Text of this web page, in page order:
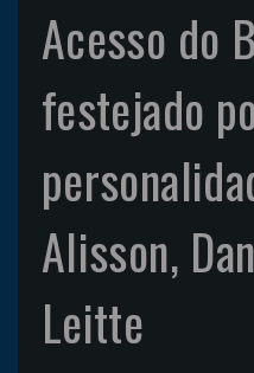
Acesso do
festejado
Alisson,
Leitte